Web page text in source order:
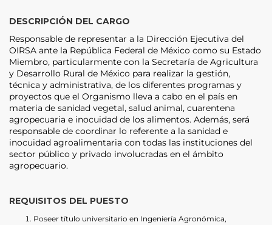
DESCRIPCIÓN DEL CARGO
Responsable de representar a la Dirección Ejecutiva del
OIRSA ante la República Federal de México como su Estado
Miembro, particularmente con la Secretaría de Agricultura
y Desarrollo Rural de México para realizar la gestión,
técnica y administrativa, de los diferentes programas y
proyectos que el Organismo lleva a cabo en el país en
materia de sanidad vegetal, salud animal, cuarentena
agropecuaria e inocuidad de los alimentos. Además, será
responsable de coordinar lo referente a la sanidad e
inocuidad agroalimentaria con todas las instituciones del
sector público y privado involucradas en el ámbito
agropecuario.
REQUISITOS DEL PUESTO
Poseer título universitario en Ingeniería Agronómica,